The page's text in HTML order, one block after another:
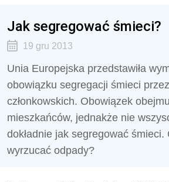
Jak segregować śmieci?
19 gru 2013
Unia Europejska przedstawiła
obowiązku segregacji śmieci
członkowskich. Obowiązek
mieszkańców, jednakże nie
dokładnie jak segregować śmieci.
wyrzucać odpady?